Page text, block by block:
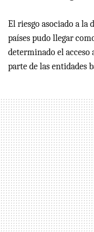
El riesgo asociado a la
países pudo llegar
determinado el acceso
parte de las entidades